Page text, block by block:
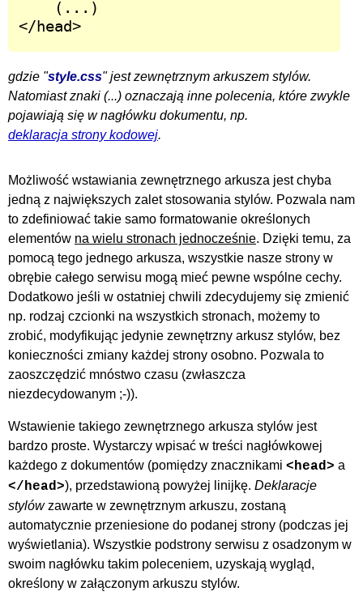
</head>
gdzie "style.css" jest zewnętrznym arkuszem stylów.
Natomiast znaki (...) oznaczają inne polecenia, które zwykle
pojawiają się w nagłówku dokumentu, np.
deklaracja strony kodowej.
Możliwość wstawiania zewnętrznego arkusza jest chyba
jedną z największych zalet stosowania stylów. Pozwala nam
to zdefiniować takie samo formatowanie określonych
elementów na wielu stronach jednocześnie. Dzięki temu, za
pomocą tego jednego arkusza, wszystkie nasze strony w
obrębie całego serwisu mogą mieć pewne wspólne cechy.
Dodatkowo jeśli w ostatniej chwili zdecydujemy się zmienić
np. rodzaj czcionki na wszystkich stronach, możemy to
zrobić, modyfikując jedynie zewnętrzny arkusz stylów, bez
konieczności zmiany każdej strony osobno. Pozwala to
zaoszczędzić mnóstwo czasu (zwłaszcza
niezdecydowanym ;-)).
Wstawienie takiego zewnętrznego arkusza stylów jest
bardzo proste. Wystarczy wpisać w treści nagłówkowej
każdego z dokumentów (pomiędzy znacznikami <head> a
</head>), przedstawioną powyżej linijkę. Deklaracje
stylówzawarte w zewnętrznym arkuszu, zostaną
automatycznie przeniesione do podanej strony (podczas jej
wyświetlania). Wszystkie podstrony serwisu z osadzonym w
swoim nagłówku takim poleceniem, uzyskają wygląd,
określony w załączonym arkuszu stylów.